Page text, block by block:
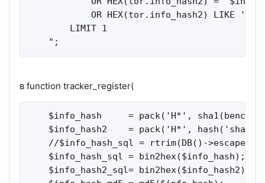
OR HEX(tor.info_hash2) LIKE
        LIMIT 1
    ";
в function tracker_register(
$info_hash     = pack('H*',
$info_hash2    = pack('H*',
//$info_hash_sql = rtrim(DB()-
    $info_hash_sql = bin2hex($info_hash);
    $info_hash2_sql= bin2hex($info_hash2);